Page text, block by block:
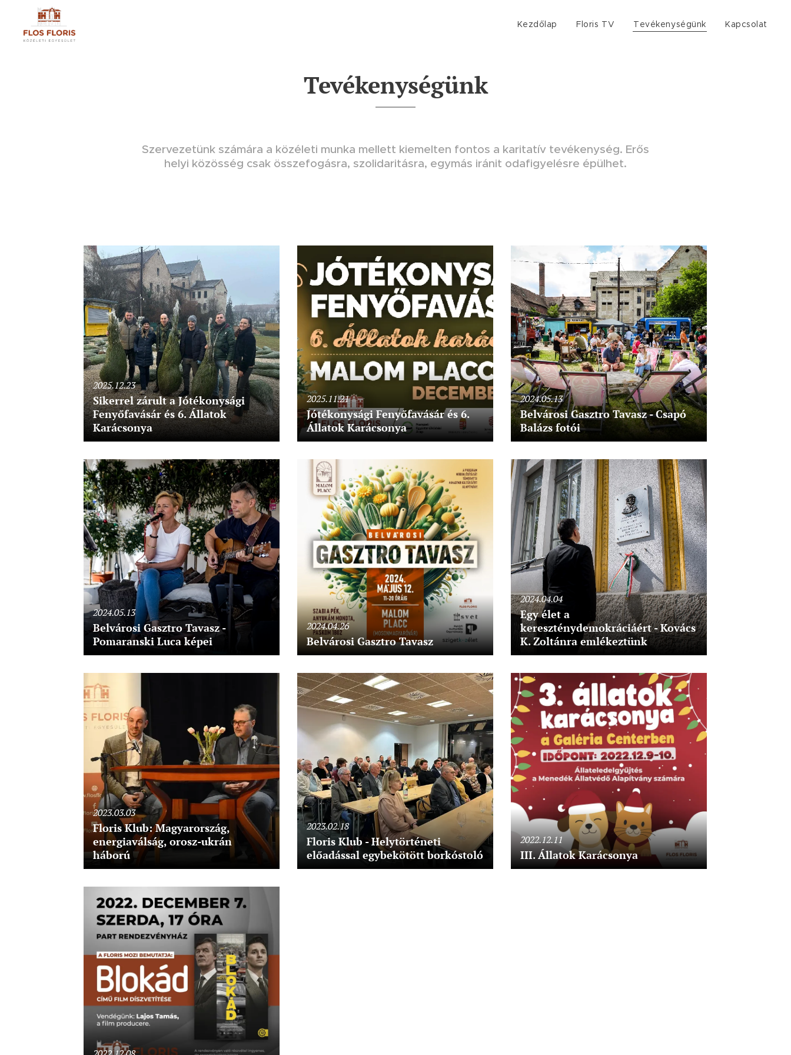
Kezdőlap Floris TV Tevékenységünk Kapcsolat
Tevékenységünk
Szervezetünk számára a közéleti munka mellett kiemelten fontos a karitatív tevékenység. Erős
helyi közösség csak összefogásra, szolidaritásra, egymás iránit odafigyelésre épülhet.
2025.12.23
Sikerrel zárult a Jótékonysági
Fenyőfavásár és 6. Állatok
Karácsonya
2025.11.21
Jótékonysági Fenyőfavásár és 6.
Állatok Karácsonya
2024.05.13
Belvárosi Gasztro Tavasz - Csapó
Balázs fotói
2024.05.13
Belvárosi Gasztro Tavasz -
Pomaranski Luca képei
2024.04.26
Belvárosi Gasztro Tavasz
2024.04.04
Egy élet a
kereszténydemokráciáért - Kovács
K. Zoltánra emlékeztünk
2023.03.03
Floris Klub: Magyarország,
energiaválság, orosz-ukrán
háború
2023.02.18
Floris Klub - Helytörténeti
előadással egybekötött borkóstoló
2022.12.11
III. Állatok Karácsonya